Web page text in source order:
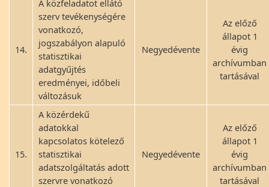
14.
A közfeladatot ellátó
szerv tevékenységére
vonatkozó,
jogszabályon alapuló
statisztikai
adatgyűjtés
eredményei, időbeli
változásuk
Negyedévente
Az előző
állapot 1
évig
archívumban
tartásával
15.
A közérdekű
adatokkal
kapcsolatos kötelező
statisztikai
adatszolgáltatás adott
szervre vonatkozó
Negyedévente
Az előző
állapot 1
évig
archívumban
tartásával